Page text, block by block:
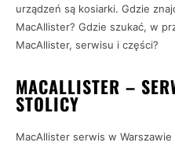
urządzeń są kosiarki. Gdzie
MacAllister? Gdzie szukać, w
MacAllister, serwisu i części?
MACALLISTER –
STOLICY
MacAllister serwis w